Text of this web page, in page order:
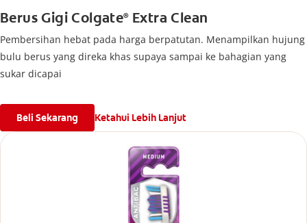
Berus Gigi Colgate®Extra Clean
Pembersihan hebat pada harga berpatutan. Menampilkan hujung
bulu berus yang direka khas supaya sampai ke bahagian yang
sukar dicapai
Beli Sekarang Ketahui Lebih Lanjut